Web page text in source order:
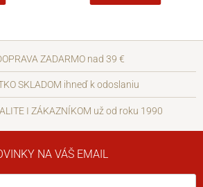
ZADARMO nad 39 €
SKLADOM ihneď k odoslaniu
I ZÁKAZNÍKOM už od roku 1990
NA VÁŠ EMAIL